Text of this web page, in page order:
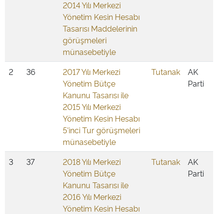
2014 Yılı Merkezi
Yönetim Kesin Hesabı
Tasarısı Maddelerinin
görüşmeleri
münasebetiyle
2 36
2017 Yılı Merkezi
Yönetim Bütçe
Kanunu Tasarısı ile
2015 Yılı Merkezi
Yönetim Kesin Hesabı
5'inci Tur görüşmeleri
münasebetiyle
Tutanak
AK
Parti
3 37
2018 Yılı Merkezi
Yönetim Bütçe
Kanunu Tasarısı ile
2016 Yılı Merkezi
Yönetim Kesin Hesabı
Tutanak
AK
Parti